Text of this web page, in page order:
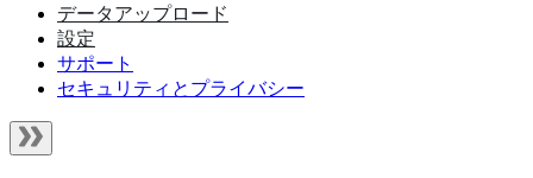
データアップロード
設定
サポート
セキュリティとプライバシー